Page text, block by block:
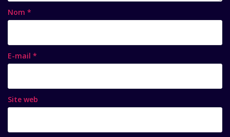
Nom *
E-mail *
Site web